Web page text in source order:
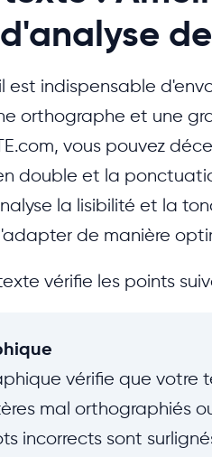
est indispensable
orthographe et une
vous pouvez
double et la
la lisibilité et la
de manière
vérifie les points
vérifie que votre
mal orthographiés
incorrects sont